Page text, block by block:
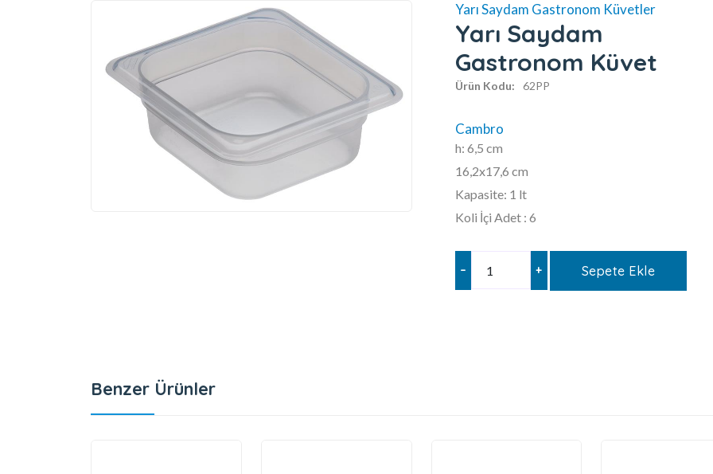
Yarı Saydam Gastronom Küvetler
Yarı Saydam
Gastronom Küvet
Ürün Kodu: 62PP
Cambro
h: 6,5 cm
16,2x17,6 cm
Kapasite: 1 lt
Koli İçi Adet : 6
– + Sepete Ekle
Benzer Ürünler